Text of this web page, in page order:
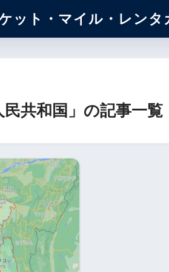
ット・マイル・レンタ
民共和国」の記事一覧